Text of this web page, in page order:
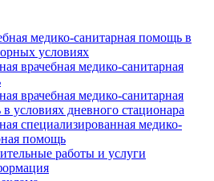
медико-санитарная помощь в
условиях
врачебная медико-санитарная
врачебная медико-санитарная
условиях дневного стационара
специализированная медико-
помощь
работы и услуги